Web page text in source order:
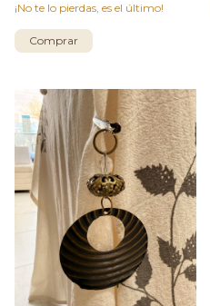
¡No te lo pierdas, es el último!
Comprar